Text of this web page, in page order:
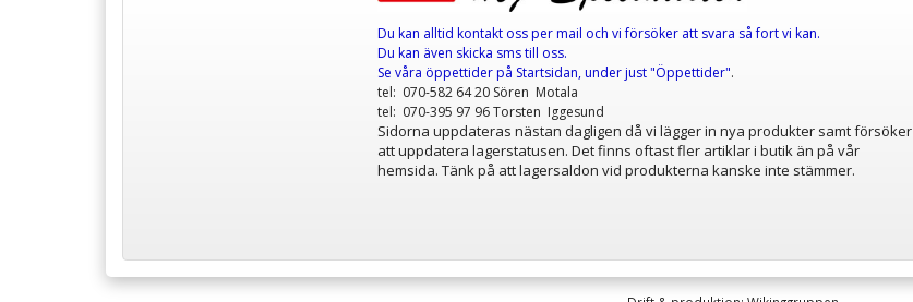
Du kan alltid kontakt oss per mail och vi försöker att svara så fort vi kan.
Du kan även skicka sms till oss.
Se våra öppettiderpå Startsidan, under just "Öppettider".
tel: 070-582 64 20 Sören Motala
tel: 070-395 97 96 Torsten Iggesund
Sidorna uppdateras nästan dagligen då vi lägger in nya produkter samt försöker
att uppdatera lagerstatusen. Det finns oftast fler artiklar i butik än på vår
hemsida. Tänk på att lagersaldon vid produkterna kanske inte stämmer.